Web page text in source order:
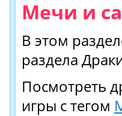
Мечи и
В этом
раздела
Посмотреть
игры с тегом